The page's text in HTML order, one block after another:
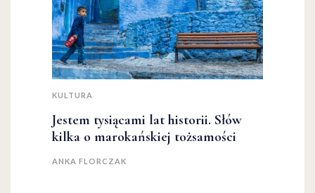
KULTURA
Jestem tysiącami lat historii. Słów
kilka o marokańskiej tożsamości
ANKA FLORCZAK